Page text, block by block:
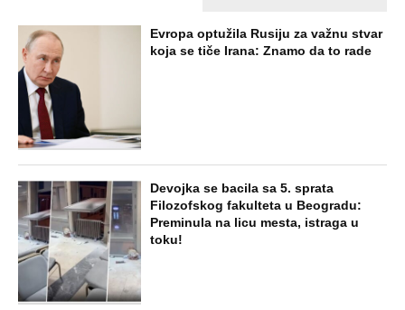
Evropa optužila Rusiju za važnu stvar
koja se tiče Irana: Znamo da to rade
Devojka se bacila sa 5. sprata
Filozofskog fakulteta u Beogradu:
Preminula na licu mesta, istraga u
toku!